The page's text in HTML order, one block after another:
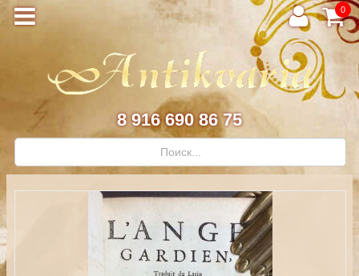
0
8 916 690 86 75